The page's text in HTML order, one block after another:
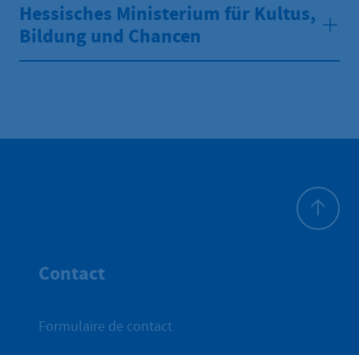
Hessisches Ministerium für Kultus,
Bildung und Chancen
Contact
Formulaire de contact